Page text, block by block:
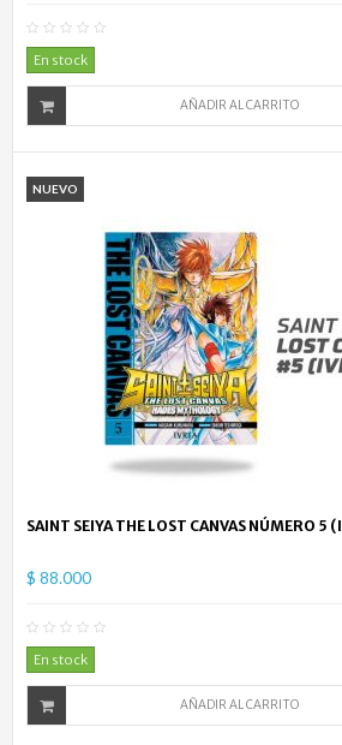
En stock
AÑADIR AL CARRITO
NUEVO
SAINT SEIYA THE LOST CANVAS NÚMERO 5
$ 88.000
En stock
AÑADIR AL CARRITO